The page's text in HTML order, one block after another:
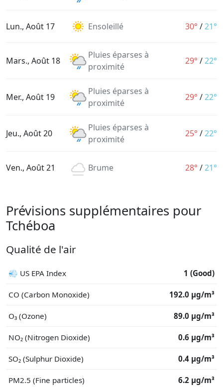
Lun., Août 17 Ensoleillé 30° /21°
Mars., Août 18
Pluies éparses à
proximité
29° /22°
Mer., Août 19
Pluies éparses à
proximité
29° /22°
Jeu., Août 20
Pluies éparses à
proximité
25° /22°
Ven., Août 21 Brume 28° /21°
Prévisions supplémentaires pour
Tchéboa
Qualité de l'air
💨 US EPA Index 1 (Good)
CO (Carbon Monoxide) 192.0 μg/m³
O₃ (Ozone) 89.0 μg/m³
NO₂ (Nitrogen Dioxide) 0.6 μg/m³
SO₂ (Sulphur Dioxide) 0.4 μg/m³
PM2.5 (Fine particles) 6.2 μg/m³